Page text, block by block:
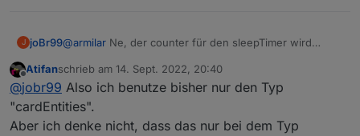
J joBr99@armilar Ne, der counter für den sleepTimer wird
muss man gar nix machen.@Atifan
seitentyp hast du das problem?
Offline
Atifanschrieb am 14. Sept. 2022, 20:40
zuletzt editiert von
@jobr99 Also ich benutze bisher nur den Typ
"cardEntities".
Aber ich denke nicht, dass das nur bei dem Typ